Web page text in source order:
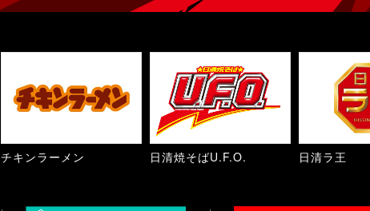
チキンラーメン 日清焼そばU.F.O. 日清ラ王